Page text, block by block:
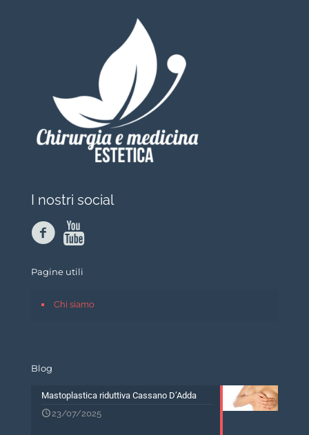
I nostri social
Pagine utili
Chi siamo
Blog
Mastoplastica riduttiva Cassano D’Adda
23/07/2025